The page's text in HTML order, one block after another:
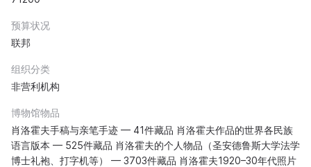
预算状况
联邦
组织分类
非营利机构
博物馆物品
肖洛霍夫手稿与亲笔手迹 — 41件藏品 肖洛霍夫作品的世界各民族
语言版本 — 525件藏品 肖洛霍夫的个人物品（圣安德鲁斯大学法学
博士礼袍、打字机等） — 3703件藏品 肖洛霍夫1920–30年代照片